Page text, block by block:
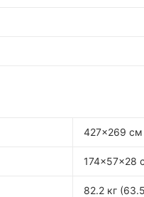
427x269 см
174x57x28
82.2 кг